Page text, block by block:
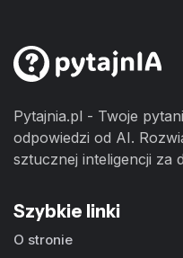
Pytajnia.pl - Twoje
odpowiedzi od AI.
sztucznej inteligencji za
Szybkie linki
O stronie